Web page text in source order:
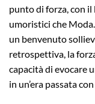
punto di forza, con
umoristici che
un benvenuto
retrospettiva, la
capacità di evocare
in un’era passata